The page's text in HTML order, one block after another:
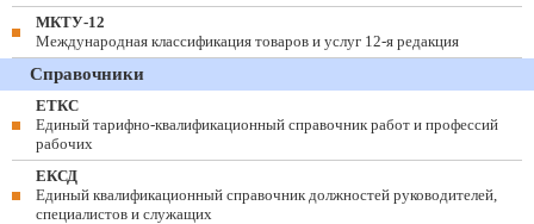
МКТУ-12
Международная классификация товаров и услуг 12-я редакция
Справочники
ЕТКС
Единый тарифно-квалификационный справочник работ и профессий
рабочих
ЕКСД
Единый квалификационный справочник должностей руководителей,
специалистов и служащих